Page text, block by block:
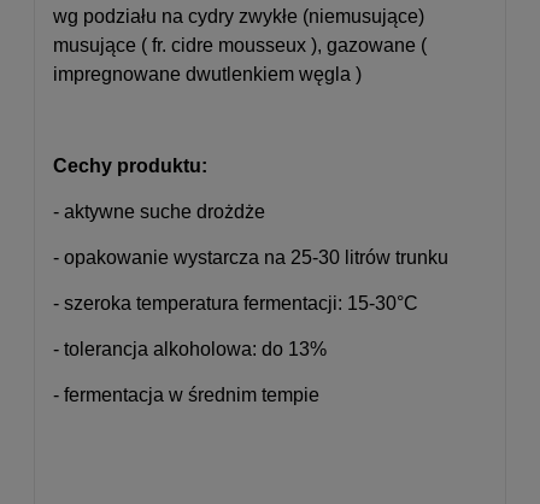
wg podziału na cydry zwykłe (niemusujące)
musujące ( fr. cidre mousseux ), gazowane (
impregnowane dwutlenkiem węgla )
Cechy produktu:
- aktywne suche drożdże
- opakowanie wystarcza na 25-30 litrów trunku
- szeroka temperatura fermentacji: 15-30°C
- tolerancja alkoholowa: do 13%
- fermentacja w średnim tempie